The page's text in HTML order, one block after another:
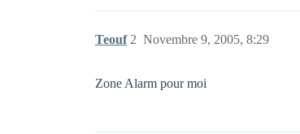
Teouf Novembre 9, 2005, 8:29
2
Zone Alarm pour moi